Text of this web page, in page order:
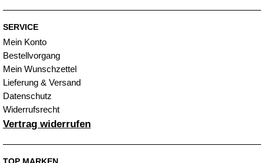
SERVICE
Mein Konto
Bestellvorgang
Mein Wunschzettel
Lieferung & Versand
Datenschutz
Widerrufsrecht
Vertrag widerrufen